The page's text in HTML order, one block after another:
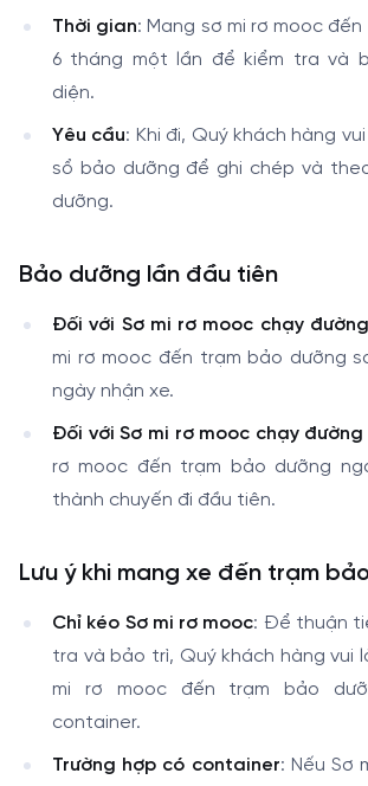
Thời gian: Mang sơ mi rơ mooc
6 tháng một lần để kiểm tra và
diện.
Yêu cầu: Khi đi, Quý khách hàng
sổ bảo dưỡng để ghi chép và
dưỡng.
Bảo dưỡng lần đầu tiên
Đối với Sơ mi rơ mooc chạy
mi rơ mooc đến trạm bảo dưỡng
ngày nhận xe.
Đối với Sơ mi rơ mooc chạy
rơ mooc đến trạm bảo dưỡng
thành chuyến đi đầu tiên.
Lưu ý khi mang xe đến trạm
Chỉ kéo Sơ mi rơ mooc: Để thuận
tra và bảo trì, Quý khách hàng vui
mi rơ mooc đến trạm bảo
container.
Trường hợp có container: Nếu Sơ